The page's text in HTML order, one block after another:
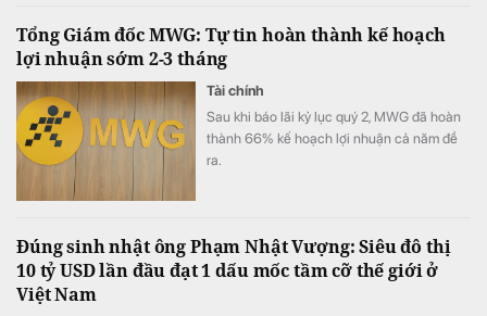
triển vọng chính sách của Fed.
Tổng Giám đốc MWG: Tự tin hoàn thành kế hoạch
lợi nhuận sớm 2-3 tháng
Tài chính
Sau khi báo lãi kỷ lục quý 2, MWG đã hoàn
thành 66% kế hoạch lợi nhuận cả năm đề
ra.
Đúng sinh nhật ông Phạm Nhật Vượng: Siêu đô thị
10 tỷ USD lần đầu đạt 1 dấu mốc tầm cỡ thế giới ở
Việt Nam